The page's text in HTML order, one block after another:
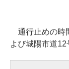
通行止めの時
よび城陽市道12